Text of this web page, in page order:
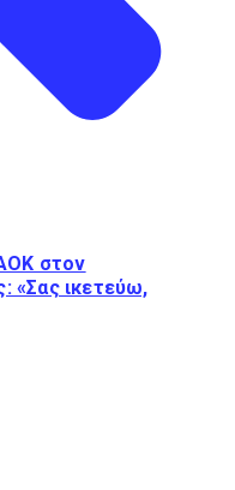
στον
«Σας ικετεύω,